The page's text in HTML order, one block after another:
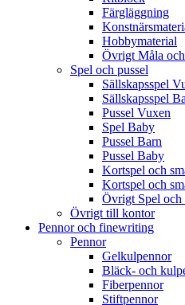
Färgläggning
Hobbymaterial
Övrigt Måla
Spel och pussel
Sällskapsspel
Sällskapsspel
Pussel Vuxen
Spel Baby
Pussel Barn
Pussel Baby
Kortspel och
Kortspel och
Övrigt Spel och
Övrigt till kontor
Pennor och finewriting
Pennor
Gelkulpennor
Bläck- och
Fiberpennor
Stiftpennor